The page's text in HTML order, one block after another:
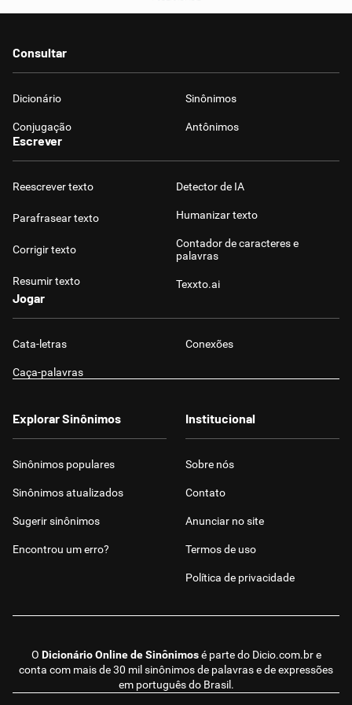
Consultar
Dicionário Sinônimos
Conjugação Antônimos
Escrever
Reescrever texto
Parafrasear texto
Corrigir texto
Resumir texto
Detector de IA
Humanizar texto
Contador de caracteres e
palavras
Texxto.ai
Jogar
Cata-letras Conexões
Caça-palavras
O Dicionário Online de Sinônimosé parte do Dicio.com.bre
conta com mais de 30 mil sinônimos de palavras e de expressões
em português do Brasil.
Explorar Sinônimos
Sinônimos populares
Sinônimos atualizados
Sugerir sinônimos
Encontrou um erro?
Institucional
Sobre nós
Contato
Anunciar no site
Termos de uso
Política de privacidade